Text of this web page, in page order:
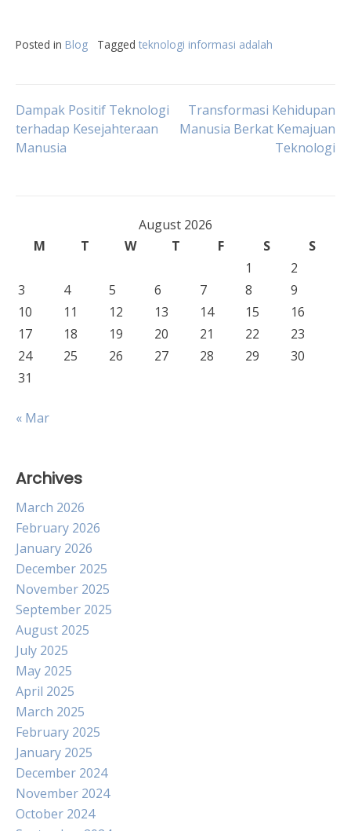
Posted in Blog Tagged teknologi informasi adalah
Post
navigation
Dampak Positif Teknologi
terhadap Kesejahteraan
Manusia
Transformasi Kehidupan
Manusia Berkat Kemajuan
Teknologi
August 2026
M
T W T F S
S
1
2
3
4 5 6 7 8
9
10
11 12 13 14 15
16
17
18 19 20 21 22
23
24
25 26 27 28 29
30
31
« Mar
Archives
March 2026
February 2026
January 2026
December 2025
November 2025
September 2025
August 2025
July 2025
May 2025
April 2025
March 2025
February 2025
January 2025
December 2024
November 2024
October 2024